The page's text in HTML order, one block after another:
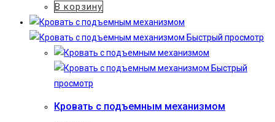
В корзину
Быстрый просмотр
Быстрый
просмотр
Кровать с подъемным механизмом